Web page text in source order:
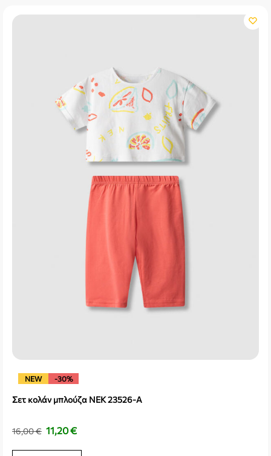
NEW -30%
Σετ κολάν μπλούζα NEK 23526-A
16,00€ 11,20€